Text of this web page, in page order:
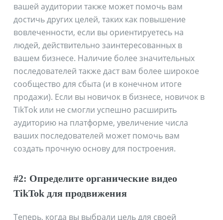
вашей аудитории также может помочь вам
достичь других целей, таких как повышение
вовлеченности, если вы ориентируетесь на
людей, действительно заинтересованных в
вашем бизнесе. Наличие более значительных
последователей также даст вам более широкое
сообщество для сбыта (и в конечном итоге
продажи). Если вы новичок в бизнесе, новичок в
TikTok или не смогли успешно расширить
аудиторию на платформе, увеличение числа
ваших последователей может помочь вам
создать прочную основу для построения.
#2: Определите органические видео
TikTok для продвижения
Теперь, когда вы выбрали цель для своей